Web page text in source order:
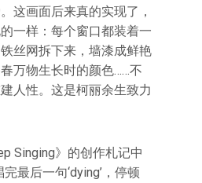
这画面后来真的实现了，
一样：每个窗口都装着一
丝网拆下来，墙漆成鲜艳
万物生长时的颜色……不
人性。这是柯丽余生致力
Singing》的创作札记中
最后一句‘dying’，停顿